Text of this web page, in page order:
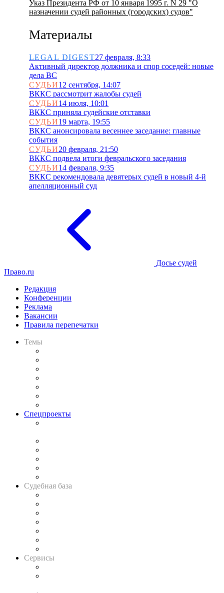
Указ Президента РФ от 10 января 1995 г. N 29 "О
назначении судей районных (городских) судов"
Материалы
LEGAL DIGEST27 февраля, 8:33
Активный директор должника и спор соседей: новые
дела ВС
СУДЬИ12 сентября, 14:07
ВККС рассмотрит жалобы судей
СУДЬИ14 июля, 10:01
ВККС приняла судейские отставки
СУДЬИ19 марта, 19:55
ВККС анонсировала весеннее заседание: главные
события
СУДЬИ20 февраля, 21:50
ВККС подвела итоги февральского заседания
СУДЬИ14 февраля, 9:35
ВККС рекомендовала девятерых судей в новый 4-й
апелляционный суд
Досье судей
Право.ru
Редакция
Конференции
Реклама
Вакансии
Правила перепечатки
Темы
Спецпроекты
Судебная база
Сервисы